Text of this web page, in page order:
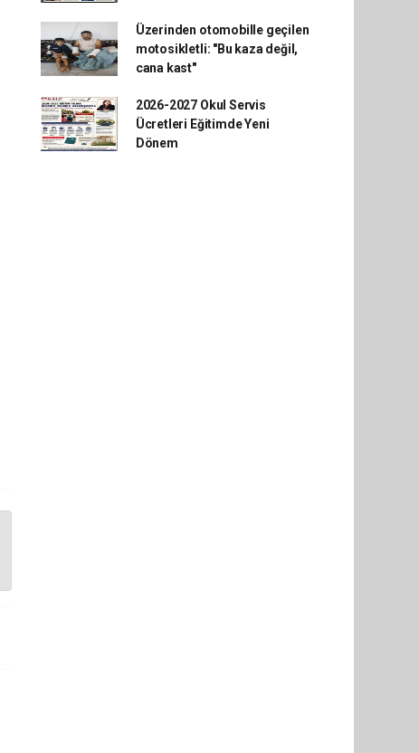
Üzerinden otomobille geçilen
motosikletli: "Bu kaza değil,
cana kast"
2026-2027 Okul Servis
Ücretleri Eğitimde Yeni
Dönem